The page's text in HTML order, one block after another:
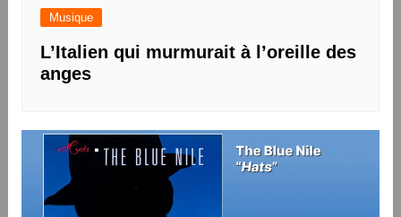
Musique
L’Italien qui murmurait à l’oreille des
anges